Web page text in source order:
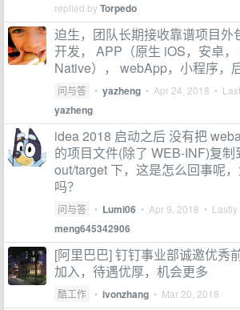
replied byTorpedo
迫生，团队长期接收靠谱项目外
开发， APP（原生 iOS，安卓
Native）， webApp，小程序，
问与答 • yazheng • Apr 24, 2018 •
yazheng
idea 2018 启动之后 没有把
的项目文件(除了 WEB-INF)复制
out/target 下，这是怎么回事呢
吗？
问与答 • Lumi06 • Apr 9, 2018 •
meng645342906
[阿里巴巴] 钉钉事业部诚邀优秀
加入，待遇优厚，机会更多
酷工作 • ivonzhang • Mar 20, 2018